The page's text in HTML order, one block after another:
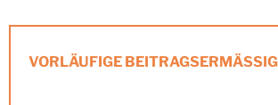
VORLÄUFIGE